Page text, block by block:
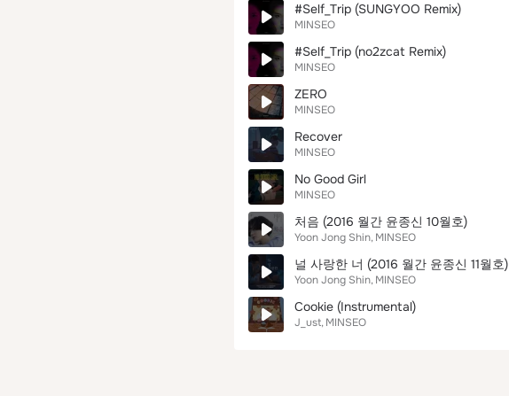
#Self_Trip (SUNGYOO Remix)
MINSEO
#Self_Trip (no2zcat Remix)
MINSEO
ZERO
MINSEO
Recover
MINSEO
No Good Girl
MINSEO
처음 (2016 월간 윤종신 10월호)
Yoon Jong Shin MINSEO
널 사랑한 너 (2016 월간 윤종신 11월호)
Yoon Jong Shin MINSEO
Cookie (Instrumental)
J_ust MINSEO